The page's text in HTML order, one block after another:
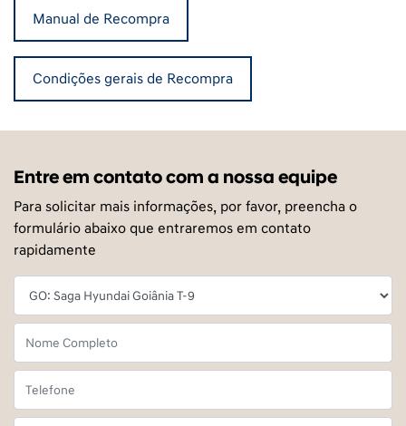
Manual de Recompra
Condições gerais de Recompra
Entre em contato com a nossa equipe
Para solicitar mais informações, por favor, preencha o
formulário abaixo que entraremos em contato
rapidamente